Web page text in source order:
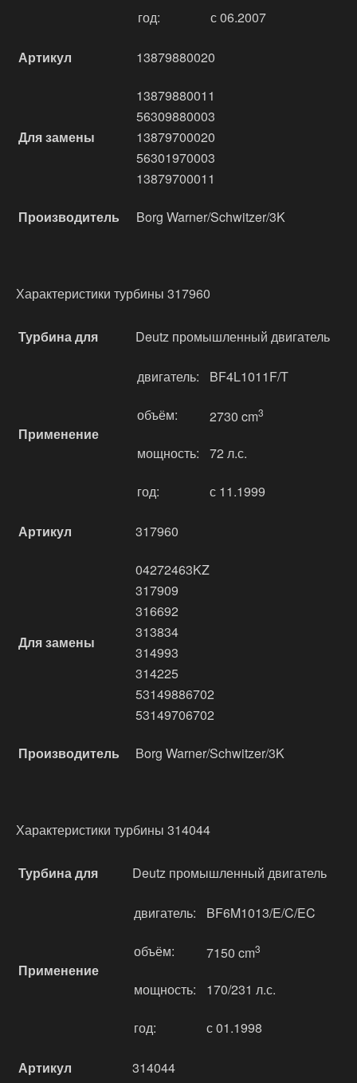
год: с 06.2007
Артикул 13879880020
Для замены
13879880011
56309880003
13879700020
56301970003
13879700011
Производитель Borg Warner/Schwitzer/3K
Характеристики турбины 317960
Турбина для Deutz промышленный двигатель
Применение
двигатель: BF4L1011F/T
объём: 2730 cm3
мощность: 72 л.с.
год: с 11.1999
Артикул 317960
Для замены
04272463KZ
317909
316692
313834
314993
314225
53149886702
53149706702
Производитель Borg Warner/Schwitzer/3K
Характеристики турбины 314044
Турбина для Deutz промышленный двигатель
Применение
двигатель: BF6M1013/E/C/EC
объём: 7150 cm3
мощность: 170/231 л.с.
год: с 01.1998
Артикул 314044